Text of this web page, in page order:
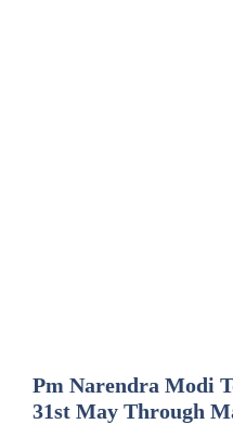
Pm Narendra Modi
31st May Through